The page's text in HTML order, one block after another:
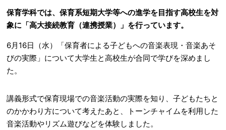
保育学科では、保育系短期大学等への進学を目指す高校生を対
象に「高大接続教育（連携授業）」を行っています。
6月16日（水）「保育者による子どもへの音楽表現・音楽あそ
びの実際」について大学生と高校生が合同で学びを深めまし
た。
講義形式で保育現場での音楽活動の実際を知り、子どもたちと
のかかわり方について考えたあと、トーンチャイムを利用した
音楽活動やリズム遊びなどを体験しました。